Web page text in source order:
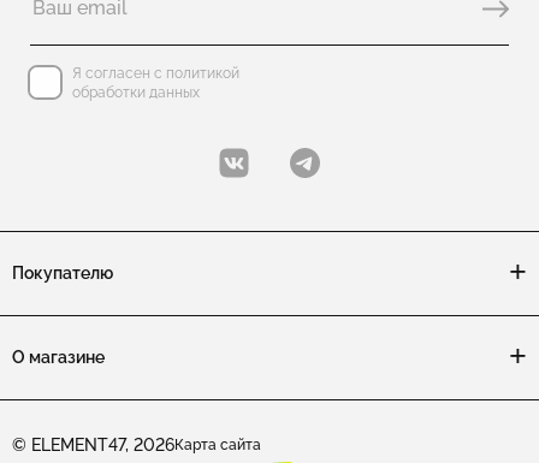
Я согласен с политикой
обработки данных
Покупателю
О магазине
© ELEMENT47, 2026Карта сайта